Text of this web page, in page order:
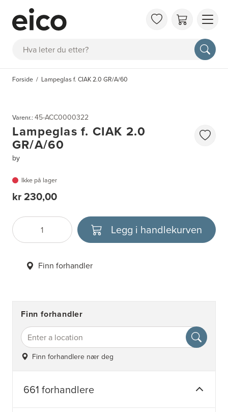
Søk
OM
FAQ
Forside Lampeglas f. CIAK 2.0 GR/A/60
Varenr.: 45-ACC0000322
Lampeglas f. CIAK 2.0
GR/A/60
by
Ikke på lager
kr 230,00
Antall
Velg enhet Legg i handlekurven
Finn forhandler
Finn forhandler
Finn forhandlere nær deg
661 forhandlere